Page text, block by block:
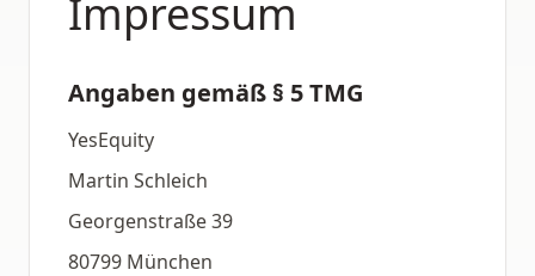
Impressum
Angaben gemäß § 5 TMG
YesEquity
Martin Schleich
Georgenstraße 39
80799 München